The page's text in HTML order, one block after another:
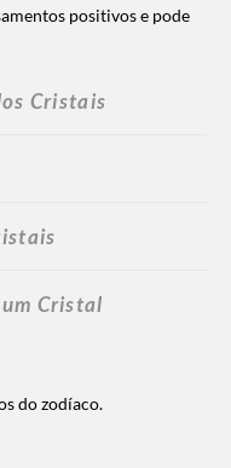
positivos e pode
Cristais
Cristal
do zodíaco.